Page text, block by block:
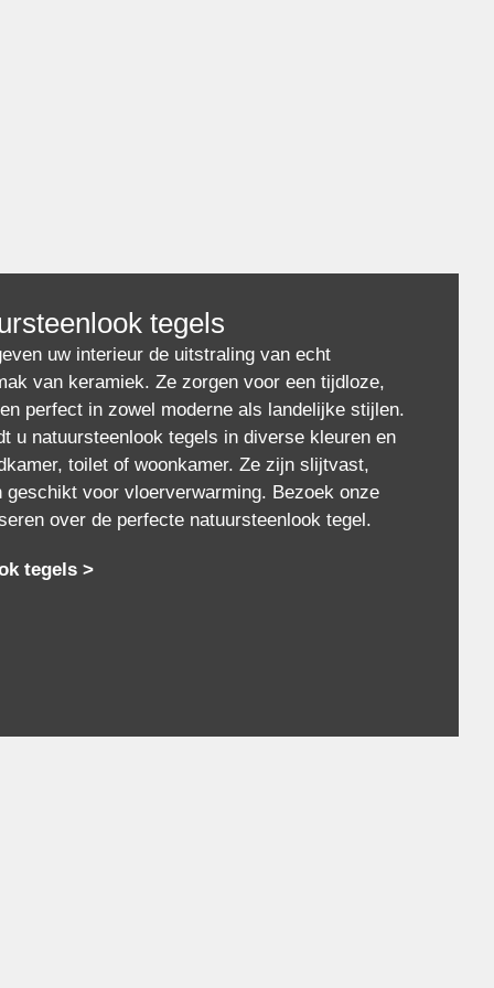
tegels
uw interieur de uitstraling van echt
van keramiek. Ze zorgen voor een tijdloze,
perfect in zowel moderne als landelijke stijlen.
u natuursteenlook tegels in diverse kleuren en
toilet of woonkamer. Ze zijn slijtvast,
geschikt voor vloerverwarming. Bezoek onze
over de perfecte natuursteenlook tegel.
tegels >